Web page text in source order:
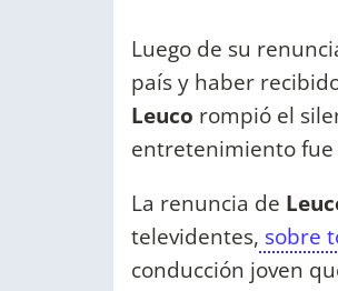
Luego de su
país y haber
Leuco rompió el
entretenimiento
La renuncia de
televidentes, sobre
conducción joven